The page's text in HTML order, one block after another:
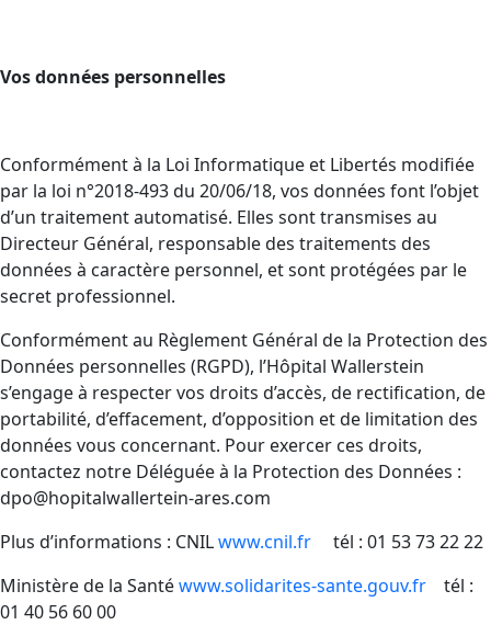
Vos données personnelles
Conformément à la Loi Informatique et Libertés modifiée
par la loi n°2018-493 du 20/06/18, vos données font l’objet
d’un traitement automatisé. Elles sont transmises au
Directeur Général, responsable des traitements des
données à caractère personnel, et sont protégées par le
secret professionnel.
Conformément au Règlement Général de la Protection des
Données personnelles (RGPD), l’Hôpital Wallerstein
s’engage à respecter vos droits d’accès, de rectification, de
portabilité, d’effacement, d’opposition et de limitation des
données vous concernant. Pour exercer ces droits,
contactez notre Déléguée à la Protection des Données :
dpo@hopitalwallertein-ares.com
Plus d’informations : CNILwww.cnil.fr
tél : 01 53 73 22 22
Ministère de la Santéwww.solidarites-sante.gouv.fr tél :
01 40 56 60 00